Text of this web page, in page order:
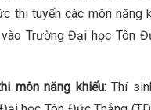
thi tuyển các môn năng
Trường Đại học Tôn
môn năng khiếu:Thí